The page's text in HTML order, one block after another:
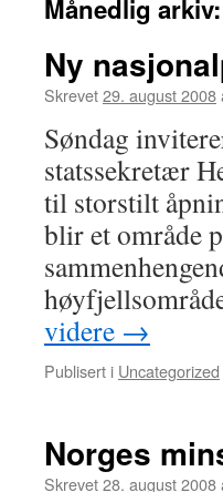
Månedlig arkiv:
Ny
Skrevet29. august 2008
Søndag
statssekretær
til storstilt
blir et område
videre →
Publisert i Uncategorized
Norges
Skrevet28. august 2008